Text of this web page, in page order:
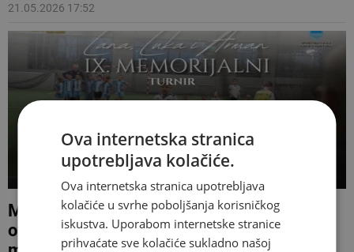
21.05.2026 17:52
Memorijalni turnir „Lana, Luka i Arman“ i
ove će godine u Mostaru okupiti brojne
Ova internetska stranica
upotrebljava kolačiće.
Ova internetska stranica upotrebljava
kolačiće u svrhe poboljšanja korisničkog
iskustva. Uporabom internetske stranice
prihvaćate sve kolačiće sukladno našoj